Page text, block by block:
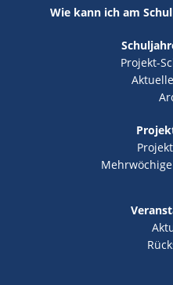
Wie kann ich am
Projekt-